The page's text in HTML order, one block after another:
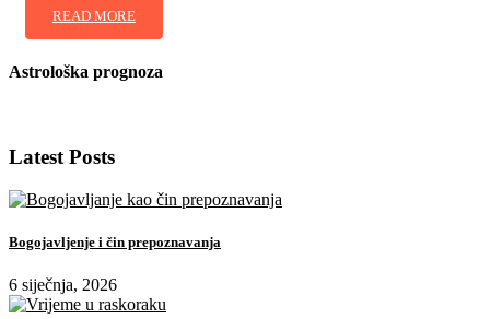
READ MORE
Astrološka prognoza
Latest Posts
Bogojavljenje i čin prepoznavanja
6 siječnja, 2026